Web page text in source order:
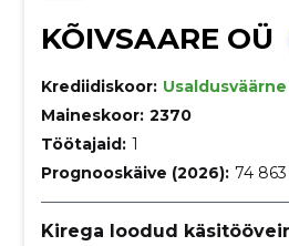
KÕIVSAARE OÜ
Krediidiskoor: Usaldusväärne
Maineskoor: 2370
Töötajaid: 1
Prognooskäive (2026): 74
Kirega loodud